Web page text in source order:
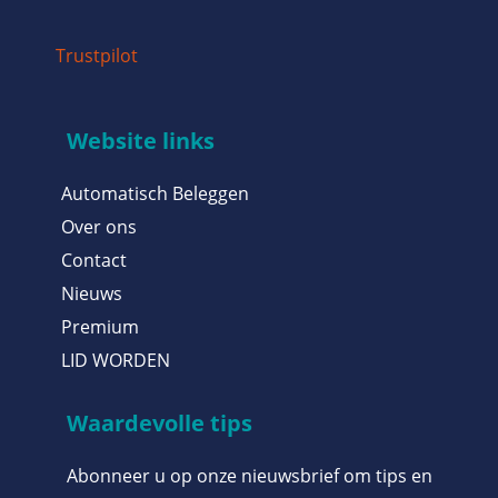
Trustpilot
Website links
Automatisch Beleggen
Over ons
Contact
Nieuws
Premium
LID WORDEN
Waardevolle tips
Abonneer u op onze nieuwsbrief om tips en